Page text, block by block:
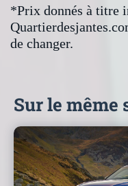
*Prix donnés à titre
de changer.
Sur le même